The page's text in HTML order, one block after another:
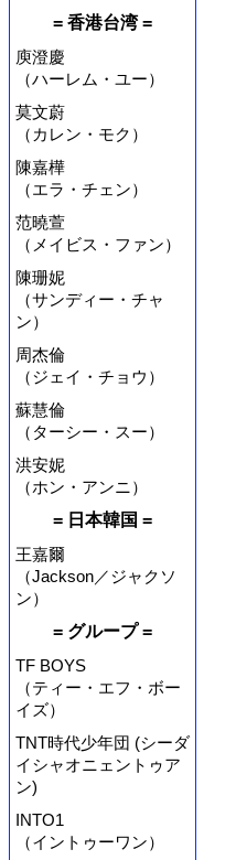
= 香港台湾 =
庾澄慶
（ハーレム・ユー）
莫文蔚
（カレン・モク）
陳嘉樺
（エラ・チェン）
范曉萱
（メイビス・ファン）
陳珊妮
（サンディー・チャ
ン）
周杰倫
（ジェイ・チョウ）
蘇慧倫
（ターシー・スー）
洪安妮
（ホン・アンニ）
= 日本韓国 =
王嘉爾
（Jackson／ジャクソ
ン）
= グループ =
TF BOYS
（ティー・エフ・ボー
イズ）
TNT時代少年団 (シーダ
イシャオニェントゥア
ン)
INTO1
（イントゥーワン）